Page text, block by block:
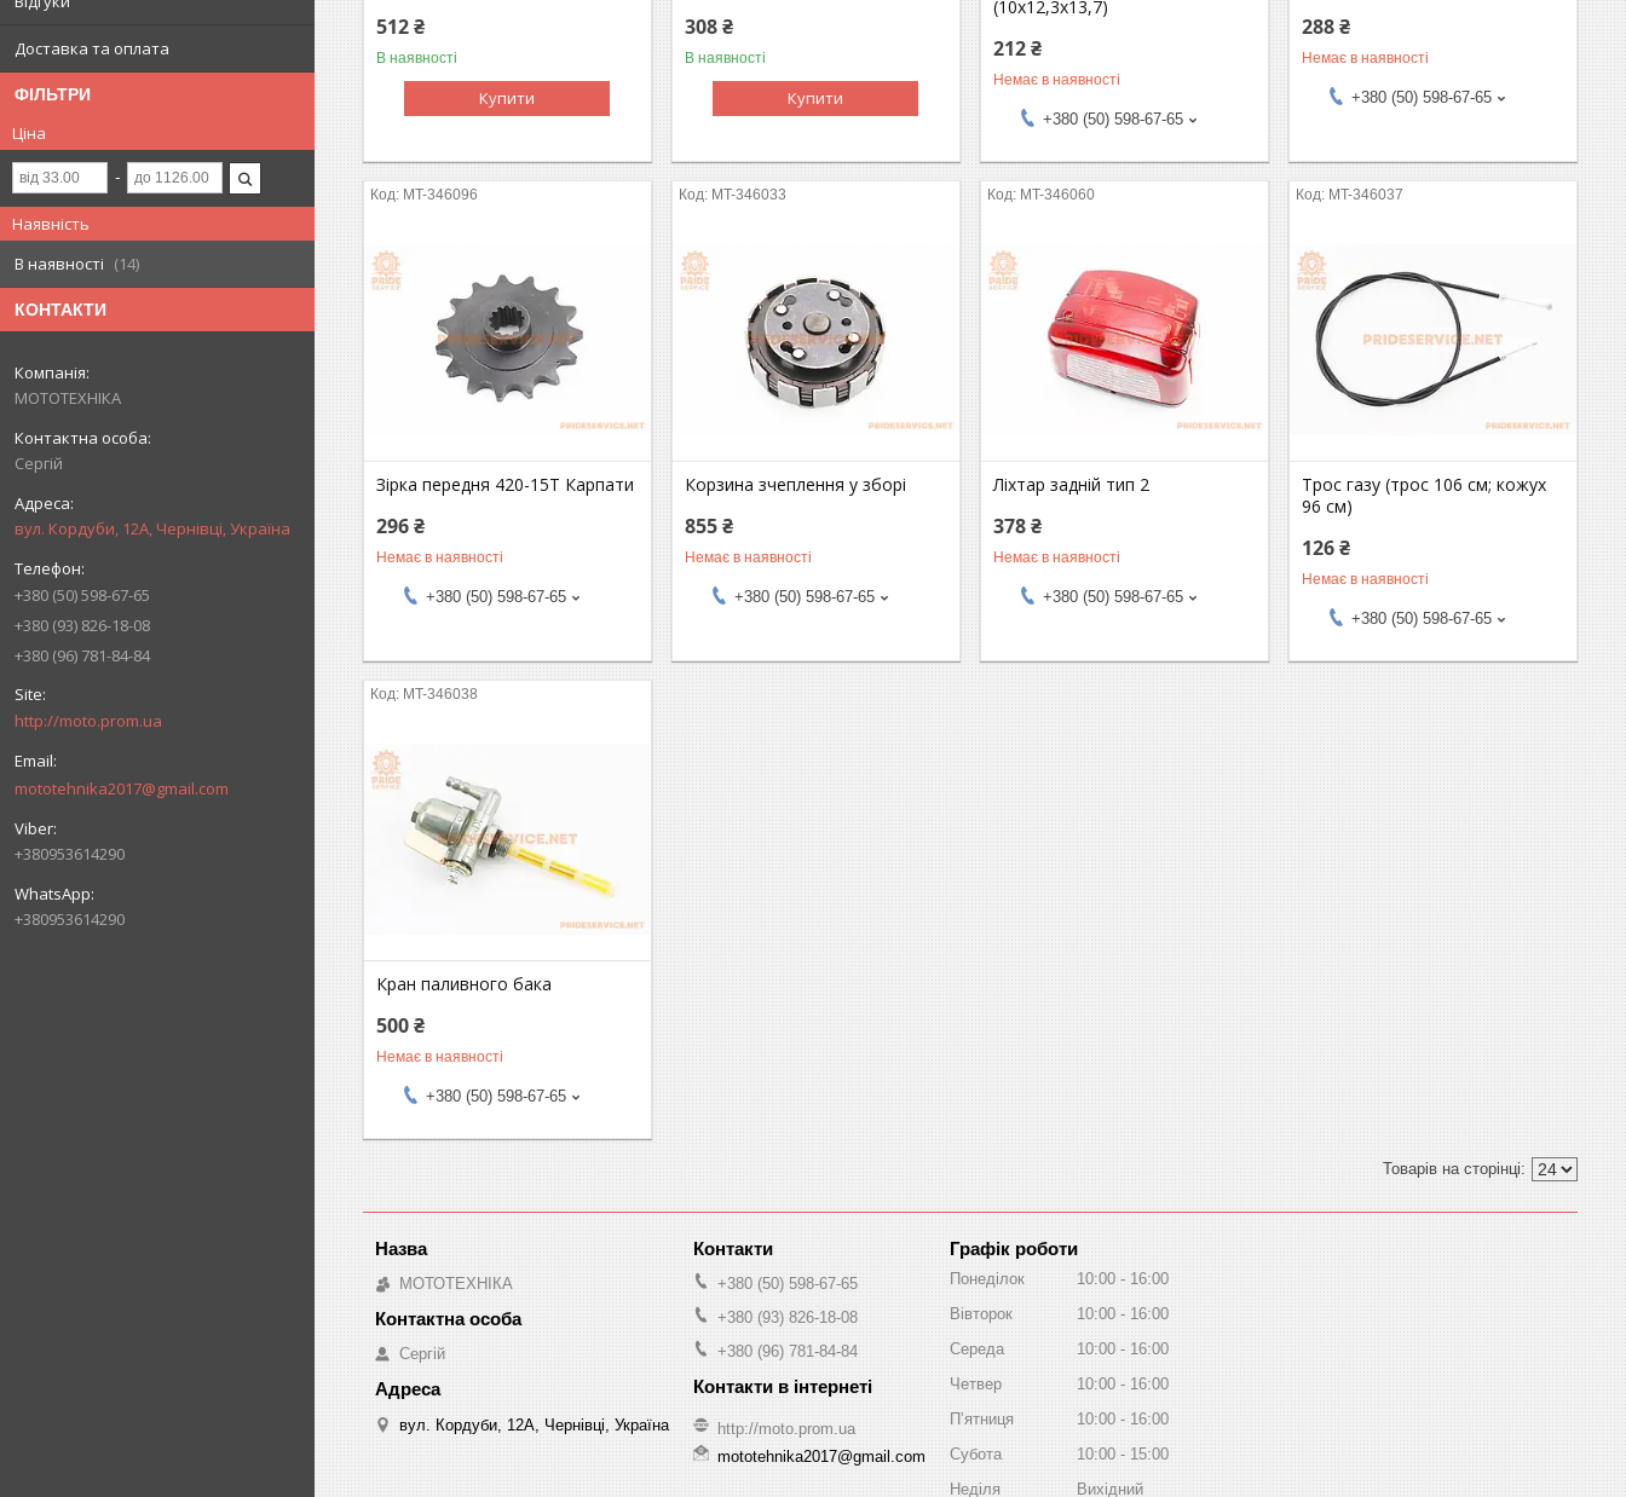
Доставка та оплата
ФІЛЬТРИ
Ціна
Наявність
В наявності
14
КОНТАКТИ
МОТОТЕХНІКА
Сергій
вул. Кордуби, 12А, Чернівці, Україна
+380 (50) 598-67-65
+380 (93) 826-18-08
+380 (96) 781-84-84
http://moto.prom.ua
mototehnika2017@gmail.com
+380953614290
+380953614290
512 ₴
В наявності
Купити
308 ₴
В наявності
Купити
(10х12,3х13,7)
212 ₴
Немає в наявності
+380 (50) 598-67-65
288 ₴
Немає в наявності
+380 (50) 598-67-65
MT-346096
Зірка передня 420-15T Карпати
296 ₴
Немає в наявності
+380 (50) 598-67-65
MT-346033
Корзина зчеплення у зборі
855 ₴
Немає в наявності
+380 (50) 598-67-65
MT-346060
Ліхтар задній тип 2
378 ₴
Немає в наявності
+380 (50) 598-67-65
MT-346037
Трос газу (трос 106 см; кожух
96 см)
126 ₴
Немає в наявності
+380 (50) 598-67-65
MT-346038
Кран паливного бака
500 ₴
Немає в наявності
+380 (50) 598-67-65
МОТОТЕХНІКА
Сергій
вул. Кордуби, 12А, Чернівці, Україна
+380 (50) 598-67-65
+380 (93) 826-18-08
+380 (96) 781-84-84
http://moto.prom.ua
mototehnika2017@gmail.com
Графік роботи
Понеділок 10:00
16:00
Вівторок
10:00
16:00
Середа
10:00
16:00
Четвер
10:00
16:00
Пʼятниця
10:00
16:00
Субота
10:00
15:00
Неділя
Вихідний